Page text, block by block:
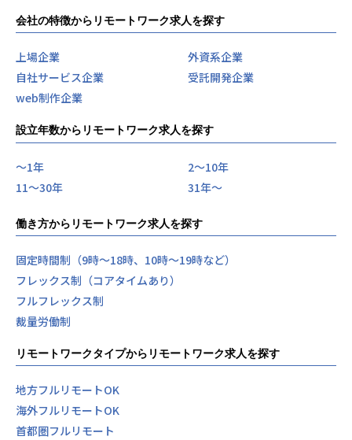
会社の特徴からリモートワーク求人を探す
上場企業
外資系企業
自社サービス企業
受託開発企業
web制作企業
設立年数からリモートワーク求人を探す
〜1年
2〜10年
11〜30年
31年〜
働き方からリモートワーク求人を探す
固定時間制（9時～18時、10時～19時など）
フレックス制（コアタイムあり）
フルフレックス制
裁量労働制
リモートワークタイプからリモートワーク求人を探す
地方フルリモートOK
海外フルリモートOK
首都圏フルリモート